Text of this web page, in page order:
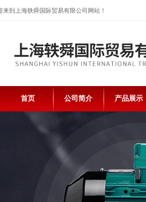
来到上海轶舜国际贸易有限公司网站！
首页 公司简介 产品展示